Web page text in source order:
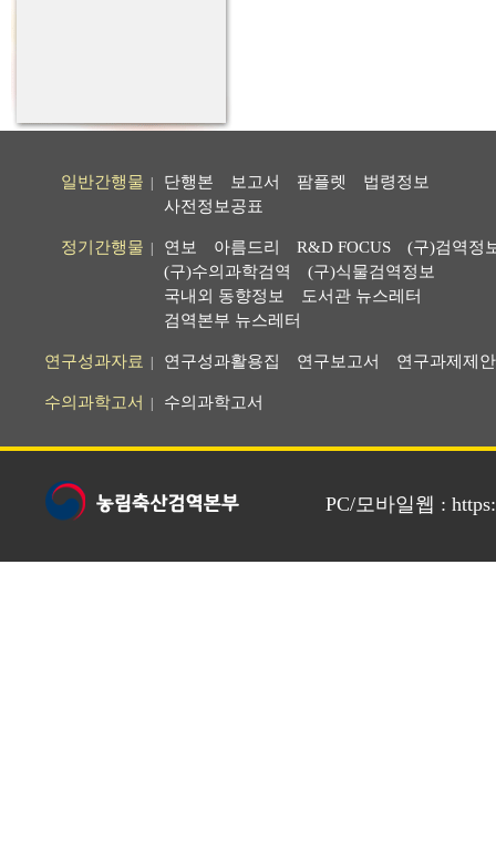
일반간행물 단행본 보고서 팜플렛
법령정보
사전정보공표
정기간행물 연보 아름드리 R&D FOCUS
(구)검역정
(구)수의과학검역
(구)식물검역정보
국내외 동향정보
도서관 뉴스레터
검역본부 뉴스레터
연구성과자료 연구성과활용집 연구보고서 연구과제제
수의과학고서 수의과학고서
PC/모바일웹 :